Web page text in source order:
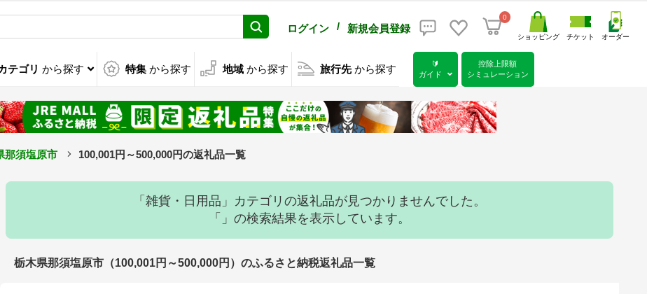
ログイン / 新規会員登録
0
ショッピング チケット オーダー
テゴリ から探す 特集 から探す 地域 から探す 旅行先 から探す
🔰
ガイド
控除上限額
シミュレーション
那須塩原市 100,001円～500,000円の返礼品一覧
「雑貨・日用品」カテゴリの返礼品が見つかりませんでした。
「」の検索結果を表示しています。
栃木県那須塩原市（100,001円～500,000円）のふるさと納税返礼品一覧